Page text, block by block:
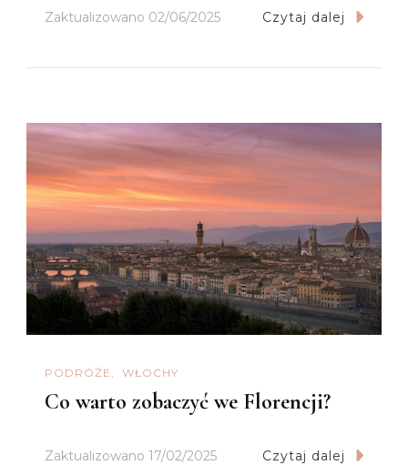
Zaktualizowano 02/06/2025 Czytaj dalej
PODRÓŻE WŁOCHY
Co warto zobaczyć we Florencji?
Zaktualizowano 17/02/2025 Czytaj dalej